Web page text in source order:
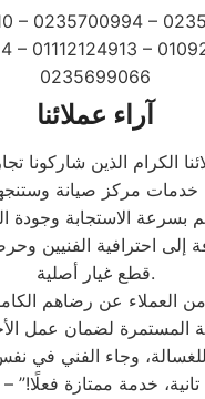
– 0235700994 –
– 01112124913 –
0235699066
آراء عملائنا
الكرام الذين شاركونا
بسرعة الاستجابة وجودة
إلى احترافية الفنيين
قطع غيار أصلية.
العملاء عن رضاهم
خدمة ممتازة فعلًا!” –